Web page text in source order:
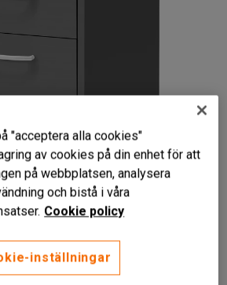
"acceptera alla cookies"
av cookies på din enhet för att
på webbplatsen, analysera
och bistå i våra
Cookie policy
inställningar